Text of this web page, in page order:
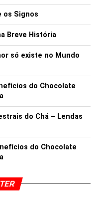
os Signos
Breve História
só existe no Mundo
do Chocolate
do Chá – Lendas
do Chocolate